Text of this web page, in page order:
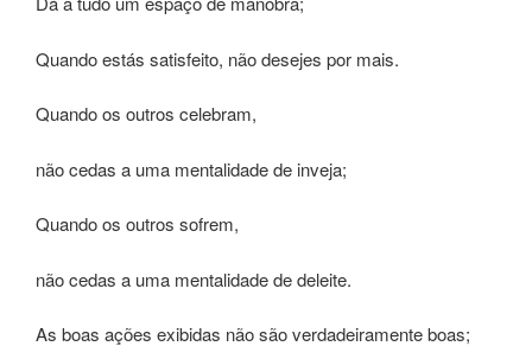
Quando estás satisfeito, não desejes por mais.
Quando os outros celebram,
não cedas a uma mentalidade de inveja;
Quando os outros sofrem,
não cedas a uma mentalidade de deleite.
As boas ações exibidas não são verdadeiramente boas;